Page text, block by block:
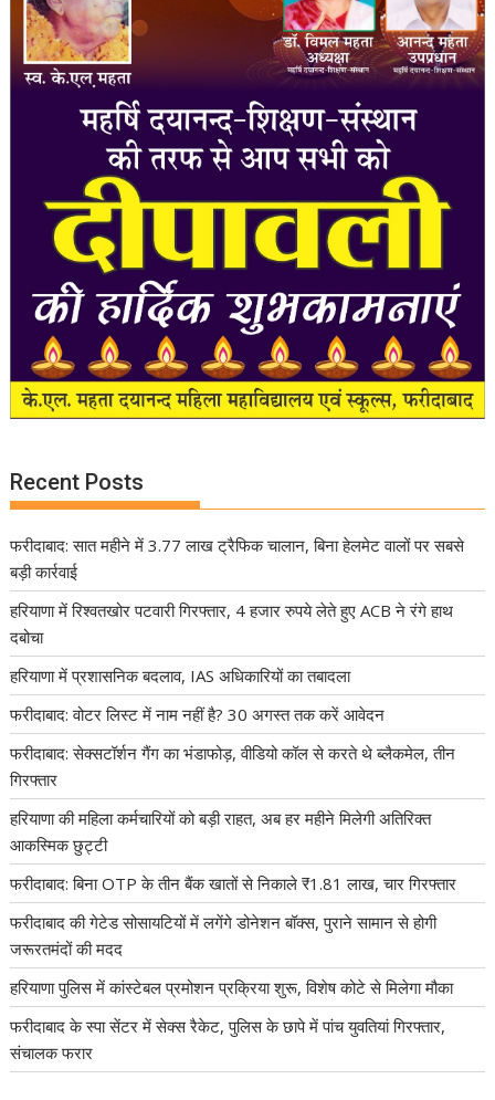
Recent Posts
फरीदाबाद: सात महीने में 3.77 लाख ट्रैफिक चालान, बिना हेलमेट वालों पर सबसे
बड़ी कार्रवाई
हरियाणा में रिश्वतखोर पटवारी गिरफ्तार, 4 हजार रुपये लेते हुए ACB ने रंगे हाथ
दबोचा
हरियाणा में प्रशासनिक बदलाव, IAS अधिकारियों का तबादला
फरीदाबाद: वोटर लिस्ट में नाम नहीं है? 30 अगस्त तक करें आवेदन
फरीदाबाद: सेक्सटॉर्शन गैंग का भंडाफोड़, वीडियो कॉल से करते थे ब्लैकमेल, तीन
गिरफ्तार
हरियाणा की महिला कर्मचारियों को बड़ी राहत, अब हर महीने मिलेगी अतिरिक्त
आकस्मिक छुट्टी
फरीदाबाद: बिना OTP के तीन बैंक खातों से निकाले ₹1.81 लाख, चार गिरफ्तार
फरीदाबाद की गेटेड सोसायटियों में लगेंगे डोनेशन बॉक्स, पुराने सामान से होगी
जरूरतमंदों की मदद
हरियाणा पुलिस में कांस्टेबल प्रमोशन प्रक्रिया शुरू, विशेष कोटे से मिलेगा मौका
फरीदाबाद के स्पा सेंटर में सेक्स रैकेट, पुलिस के छापे में पांच युवतियां गिरफ्तार,
संचालक फरार